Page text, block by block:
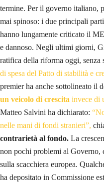
termine. Per il governo italiano,
mai spinoso: i due principali
hanno lungamente criticato il
e dannoso. Negli ultimi giorni,
ratifica della riforma oggi, senza
di spesa del Patto di stabilità e
premier ha anche sottolineato il
un veicolo di crescita invece di
Matteo Salvini ha dichiarato:
nelle mani di fondi stranieri”,
contrarietà al fondo. La
non pochi problemi al Governo,
sulla scacchiera europea.
ha depositato in Commissione